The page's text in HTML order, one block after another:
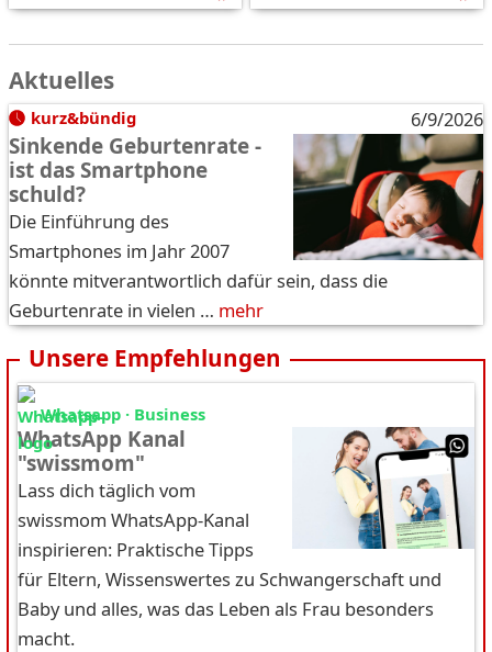
Aktuelles
kurz&bündig 6/9/2026
Sinkende Geburtenrate -
ist das Smartphone
schuld?
Die Einführung des
Smartphones im Jahr 2007
könnte mitverantwortlich dafür sein, dass die
Geburtenrate in vielen … mehr
Unsere Empfehlungen
Whatsapp · Business
WhatsApp Kanal
"swissmom"
Lass dich täglich vom
swissmom WhatsApp-Kanal
inspirieren: Praktische Tipps
für Eltern, Wissenswertes zu Schwangerschaft und
Baby und alles, was das Leben als Frau besonders
macht.